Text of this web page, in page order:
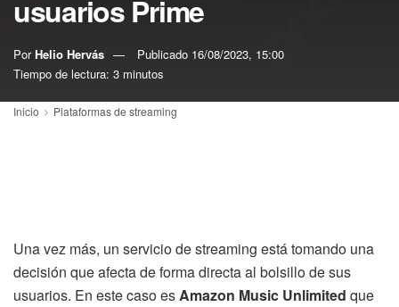
usuarios Prime
Por Helio Hervás Publicado 16/08/2023, 15:00
Tiempo de lectura: 3 minutos
Inicio Plataformas de streaming
Una vez más, un servicio de streaming está tomando una
decisión que afecta de forma directa al bolsillo de sus
usuarios. En este caso esAmazon Music Unlimited que